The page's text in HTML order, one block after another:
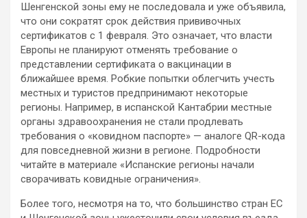
Шенгенской зоны ему не последовала и уже объявила,
что они сократят срок действия прививочных
сертификатов с 1 февраля. Это означает, что власти
Европы не планируют отменять требование о
представлении сертификата о вакцинации в
ближайшее время. Робкие попытки облегчить учесть
местных и туристов предпринимают некоторые
регионы. Например, в испанской Кантабрии местные
органы здравоохранения не стали продлевать
требования о «ковидном паспорте» — аналоге QR-кода
для повседневной жизни в регионе. Подробности
читайте в материале «Испанские регионы начали
сворачивать ковидные ограничения».
Более того, несмотря на то, что большинство стран ЕС